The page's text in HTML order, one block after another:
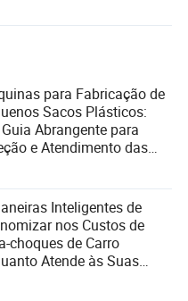
para Fabricação de
Sacos Plásticos:
Abrangente para
e Atendimento das
Inteligentes de
nos Custos de
choques de Carro
Atende às Suas